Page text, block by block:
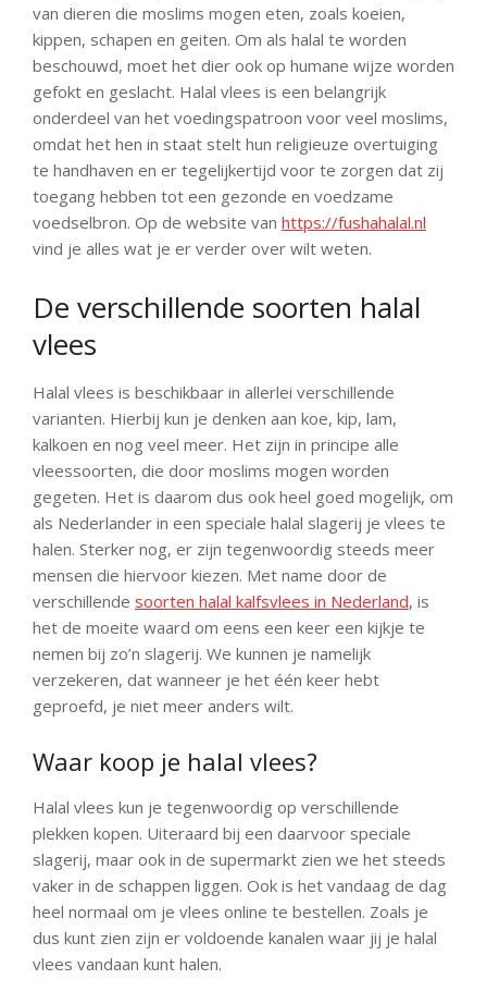
van dieren die moslims mogen eten, zoals koeien,
kippen, schapen en geiten. Om als halal te worden
beschouwd, moet het dier ook op humane wijze worden
gefokt en geslacht. Halal vlees is een belangrijk
onderdeel van het voedingspatroon voor veel moslims,
omdat het hen in staat stelt hun religieuze overtuiging
te handhaven en er tegelijkertijd voor te zorgen dat zij
toegang hebben tot een gezonde en voedzame
voedselbron. Op de website van https://fushahalal.nl
vind je alles wat je er verder over wilt weten.
De verschillende soorten halal
vlees
Halal vlees is beschikbaar in allerlei verschillende
varianten. Hierbij kun je denken aan koe, kip, lam,
kalkoen en nog veel meer. Het zijn in principe alle
vleessoorten, die door moslims mogen worden
gegeten. Het is daarom dus ook heel goed mogelijk, om
als Nederlander in een speciale halal slagerij je vlees te
halen. Sterker nog, er zijn tegenwoordig steeds meer
mensen die hiervoor kiezen. Met name door de
verschillende soorten halal kalfsvlees in Nederland, is
het de moeite waard om eens een keer een kijkje te
nemen bij zo’n slagerij. We kunnen je namelijk
verzekeren, dat wanneer je het één keer hebt
geproefd, je niet meer anders wilt.
Waar koop je halal vlees?
Halal vlees kun je tegenwoordig op verschillende
plekken kopen. Uiteraard bij een daarvoor speciale
slagerij, maar ook in de supermarkt zien we het steeds
vaker in de schappen liggen. Ook is het vandaag de dag
heel normaal om je vlees online te bestellen. Zoals je
dus kunt zien zijn er voldoende kanalen waar jij je halal
vlees vandaan kunt halen.